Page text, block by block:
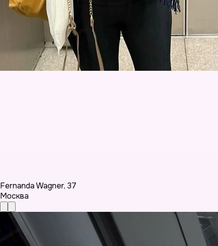
Fernanda Wagner, 37
Москва